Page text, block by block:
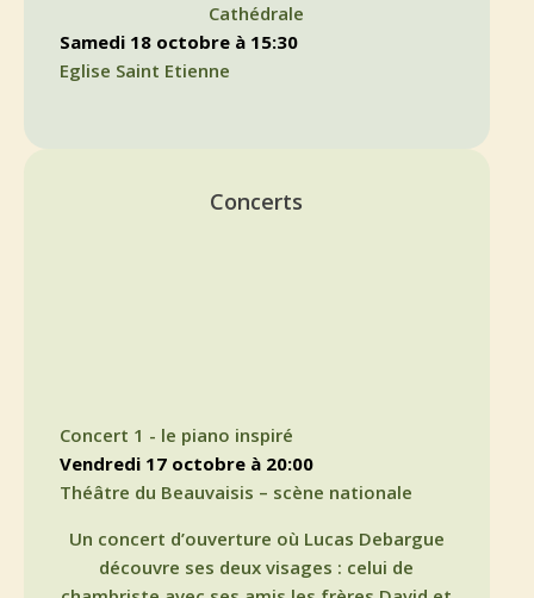
Cathédrale
samedi 18 octobre à 15:30
Eglise Saint Etienne
Concerts
Concert 1 - le piano inspiré
vendredi 17 octobre à 20:00
Théâtre du Beauvaisis – scène nationale
Un concert d’ouverture où Lucas Debargue
découvre ses deux visages : celui de